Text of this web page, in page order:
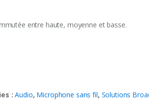
entre haute, moyenne et basse.
:Audio, Microphone sans fil, Solutions